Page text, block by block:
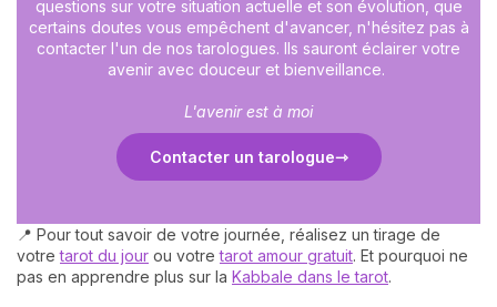
questions sur votre situation actuelle et son évolution, que
certains doutes vous empêchent d'avancer, n'hésitez pas à
contacter l'un de nos tarologues. Ils sauront éclairer votre
avenir avec douceur et bienveillance.
L'avenir est à moi
Contacter un tarologue
📍 Pour tout savoir de votre journée, réalisez un tirage de
votretarot du jour ou votretarot amour gratuit. Et pourquoi ne
pas en apprendre plus sur la Kabbale dans le tarot.